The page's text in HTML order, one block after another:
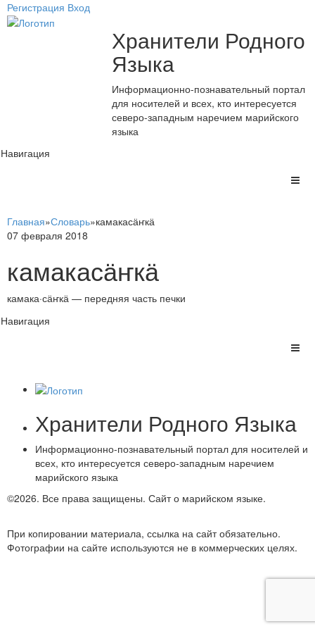
Регистрация Вход
Хранители Родного
Языка
Информационно-познавательный портал
для носителей и всех, кто интересуется
северо-западным наречием марийского
языка
Навигация
Главная»Словарь»камакасӓҥкӓ
07 февраля 2018
камакасӓҥкӓ
камака·сӓҥкӓ — передняя часть печки
Навигация
Хранители Родного Языка
Информационно-познавательный портал для носителей и
всех, кто интересуется северо-западным наречием
марийского языка
©2026. Все права защищены. Сайт о марийском языке.
При копировании материала, ссылка на сайт обязательно.
Фотографии на сайте используются не в коммерческих целях.